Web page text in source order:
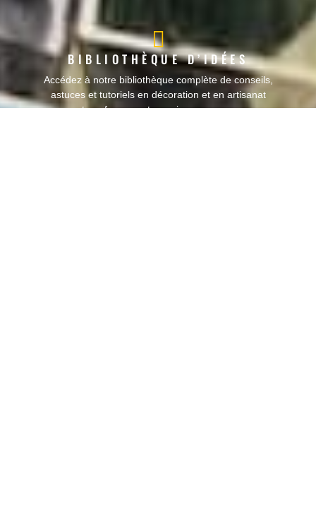
BIBLIOTHÈQUE D’IDÉES
Accédez à notre bibliothèque complète de conseils,
astuces et tutoriels en décoration et en artisanat
pour transformer votre maison en un espace